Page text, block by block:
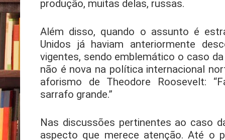
produção, muitas delas, russas.
Além disso, quando o assunto é
Unidos já haviam anteriormente
vigentes, sendo emblemático o caso
não é nova na política internacional
aforismo de Theodore Roosevelt:
sarrafo grande.”
Nas discussões pertinentes ao caso
aspecto que merece atenção. Até o